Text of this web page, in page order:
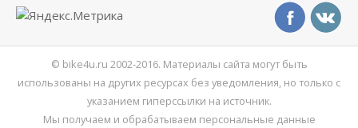
© bike4u.ru 2002-2016. Материалы сайта могут быть
использованы на других ресурсах без уведомления, но только с
указанием гиперссылки на источник.
Мы получаем и обрабатываем персональные данные